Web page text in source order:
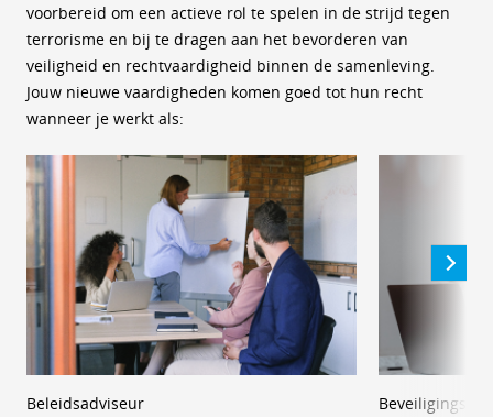
voorbereid om een actieve rol te spelen in de strijd tegen
terrorisme en bij te dragen aan het bevorderen van
veiligheid en rechtvaardigheid binnen de samenleving.
Jouw nieuwe vaardigheden komen goed tot hun recht
wanneer je werkt als:
Beleidsadviseur